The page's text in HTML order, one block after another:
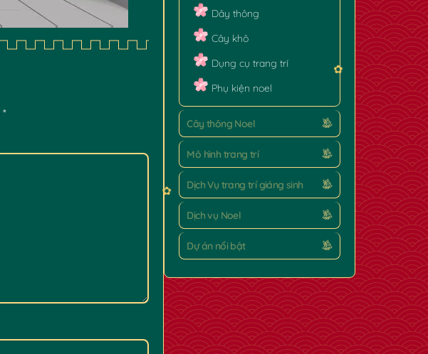
*
Dây thông
Cây khô
Dụng cụ trang trí
Phụ kiện noel
Cây thông Noel
Mô hình trang trí
Dịch Vụ trang trí giáng sinh
Dịch vụ Noel
Dự án nổi bật
✿